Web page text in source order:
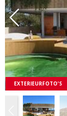
EXTERIEURFOTO'S